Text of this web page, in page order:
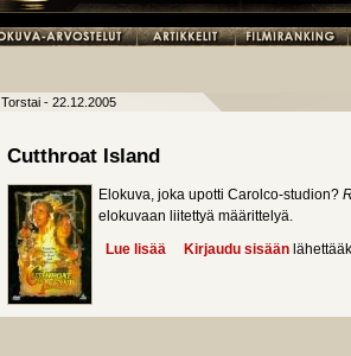
Torstai - 22.12.2005
Cutthroat Island
Elokuva, joka upotti Carolco-studion?
elokuvaan liitettyä määrittelyä.
Lue lisää about Cutthroat Island
Kirjaudu sisään